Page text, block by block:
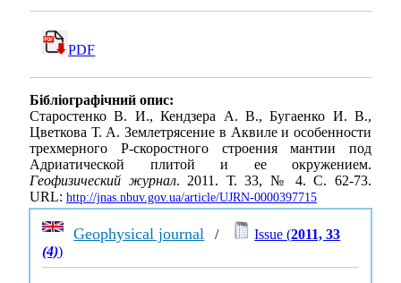
PDF
Бібліографічний опис:
Старостенко В. И., Кендзера А. В., Бугаенко И. В.,
Цветкова Т. А. Землетрясение в Аквиле и особенности
трехмерного Р-скоростного строения мантии под
Адриатической плитой и ее окружением.
Геофизический журнал. 2011. Т. 33, № 4. С. 62-73.
URL: http://jnas.nbuv.gov.ua/article/UJRN-0000397715
Geophysical journal / Issue (2011, 33
(4))